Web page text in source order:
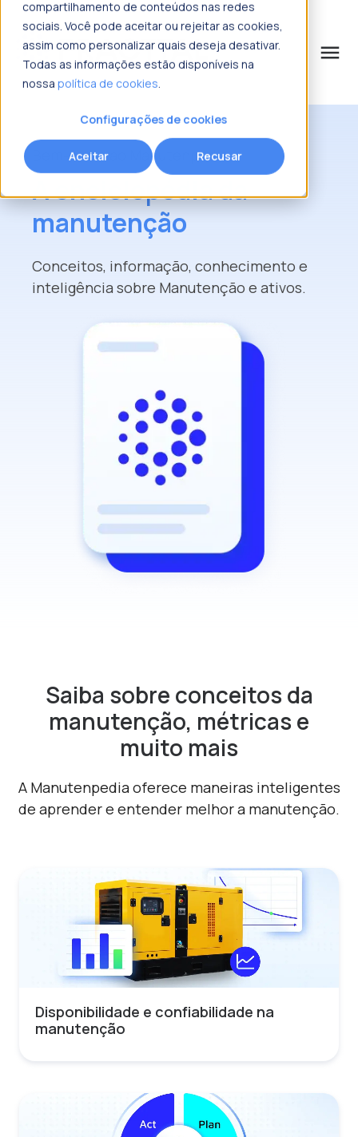
compartilhamento de conteúdos nas redes
sociais. Você pode aceitar ou rejeitar as cookies,
assim como personalizar quais deseja desativar.
Todas as informações estão disponíveis na
nossa política de cookies.
Configurações de cookies
Aceitar Recusar
menu
o que procura?
Bem-vindo ao Manutenpedia
A enciclopédia da
manutenção
Conceitos, informação, conhecimento e
inteligência sobre Manutenção e ativos.
Saiba sobre conceitos da
manutenção, métricas e
muito mais
A Manutenpedia oferece maneiras inteligentes
de aprender e entender melhor a manutenção.
Disponibilidade e confiabilidade na
manutenção